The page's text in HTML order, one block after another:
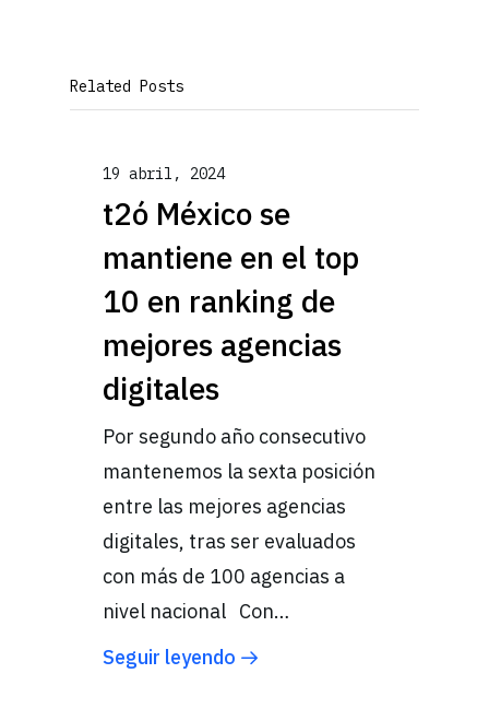
Related Posts
19 abril, 2024
t2ó México se
mantiene en el top
10 en ranking de
mejores agencias
digitales
Por segundo año consecutivo
mantenemos la sexta posición
entre las mejores agencias
digitales, tras ser evaluados
con más de 100 agencias a
nivel nacional Con…
Seguir leyendo